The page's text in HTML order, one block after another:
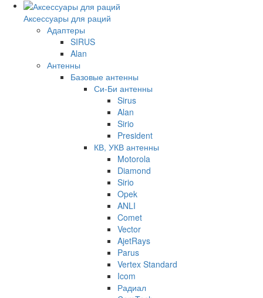
Аксессуары для раций
Адаптеры
SIRUS
Alan
Антенны
Базовые антенны
Си-Би антенны
Sirus
Alan
Sirio
President
КВ, УКВ антенны
Motorola
Diamond
Sirio
Opek
ANLI
Comet
Vector
AjetRays
Parus
Vertex Standard
Icom
Радиал